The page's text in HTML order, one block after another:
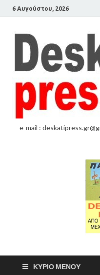
6 Αυγούστου, 2026
e-mail :
ΚΎΡΙΟ ΜΕΝΟΎ